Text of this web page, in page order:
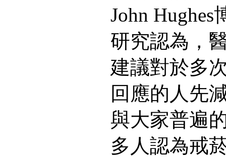
John
研究認為，
建議對於多
回應的人先
與大家普遍
多人認為戒